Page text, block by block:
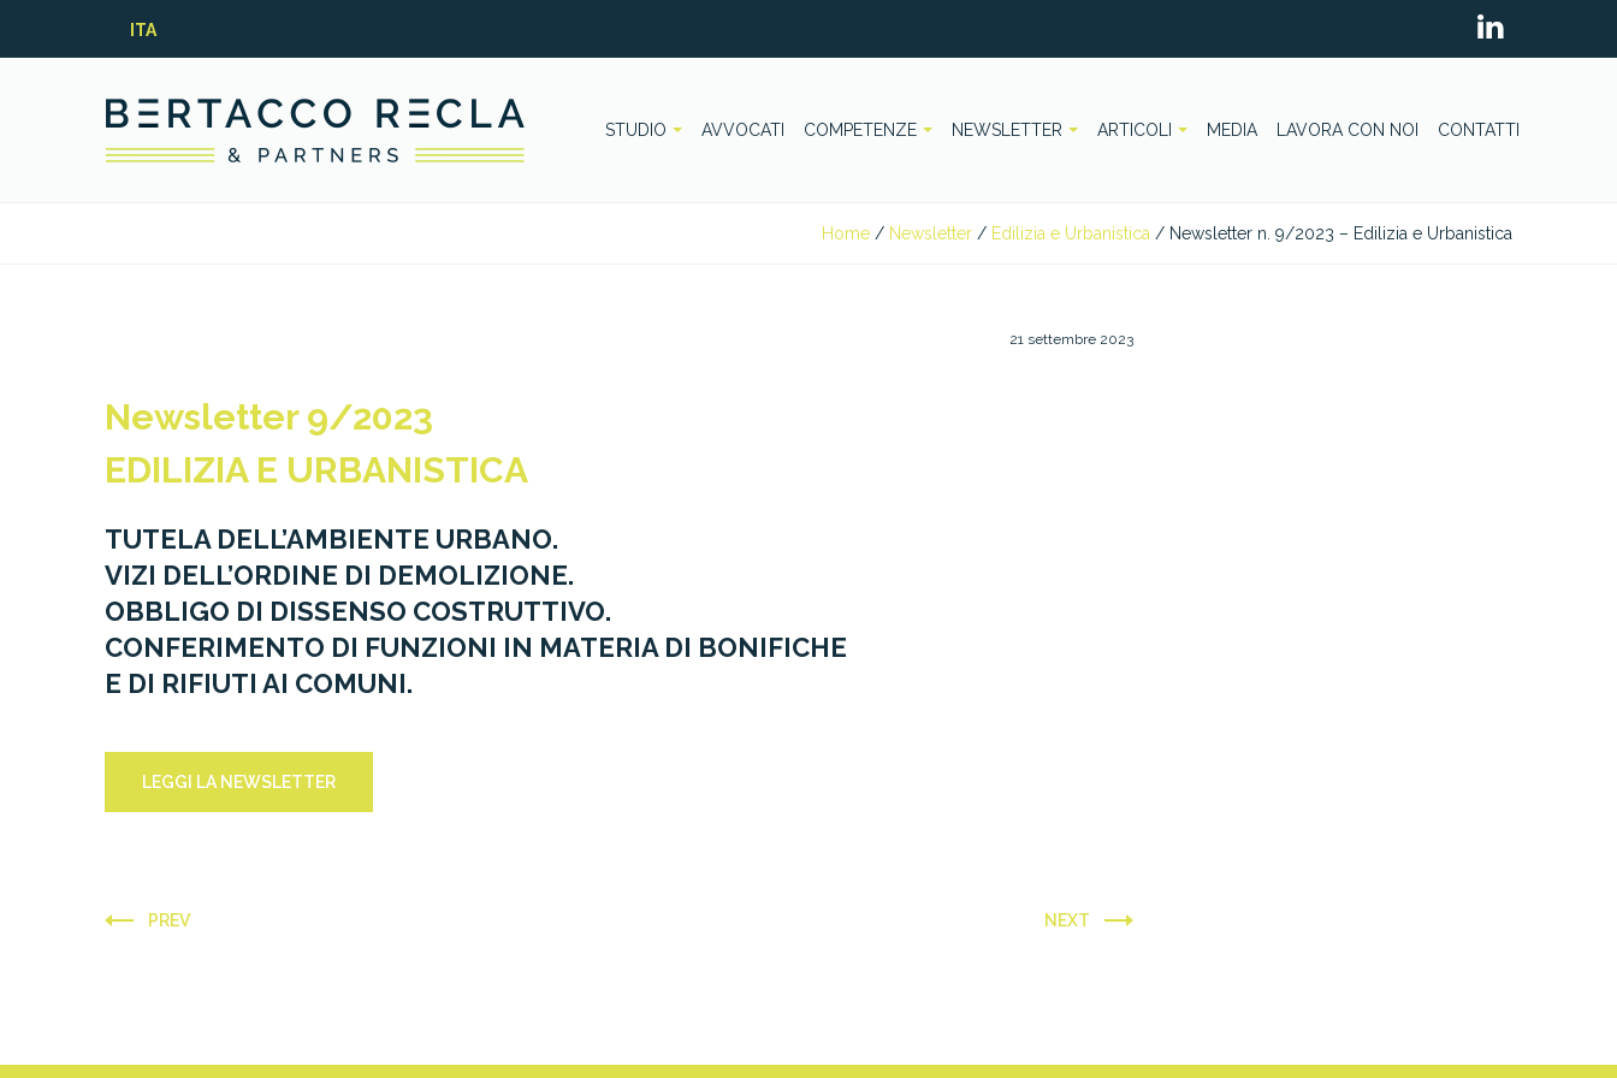
ITA
STUDIO AVVOCATI COMPETENZE NEWSLETTER ARTICOLI MEDIA LAVORA CON NOI CONTATTI
Home / Newsletter / Edilizia e Urbanistica / Newsletter n. 9/2023 – Edilizia e Urbanistica
21 settembre 2023
Newsletter 9/2023
EDILIZIA E URBANISTICA
TUTELA DELL’AMBIENTE URBANO.
VIZI DELL’ORDINE DI DEMOLIZIONE.
OBBLIGO DI DISSENSO COSTRUTTIVO.
CONFERIMENTO DI FUNZIONI IN MATERIA DI BONIFICHE
E DI RIFIUTI AI COMUNI.
LEGGI LA NEWSLETTER
PREV NEXT